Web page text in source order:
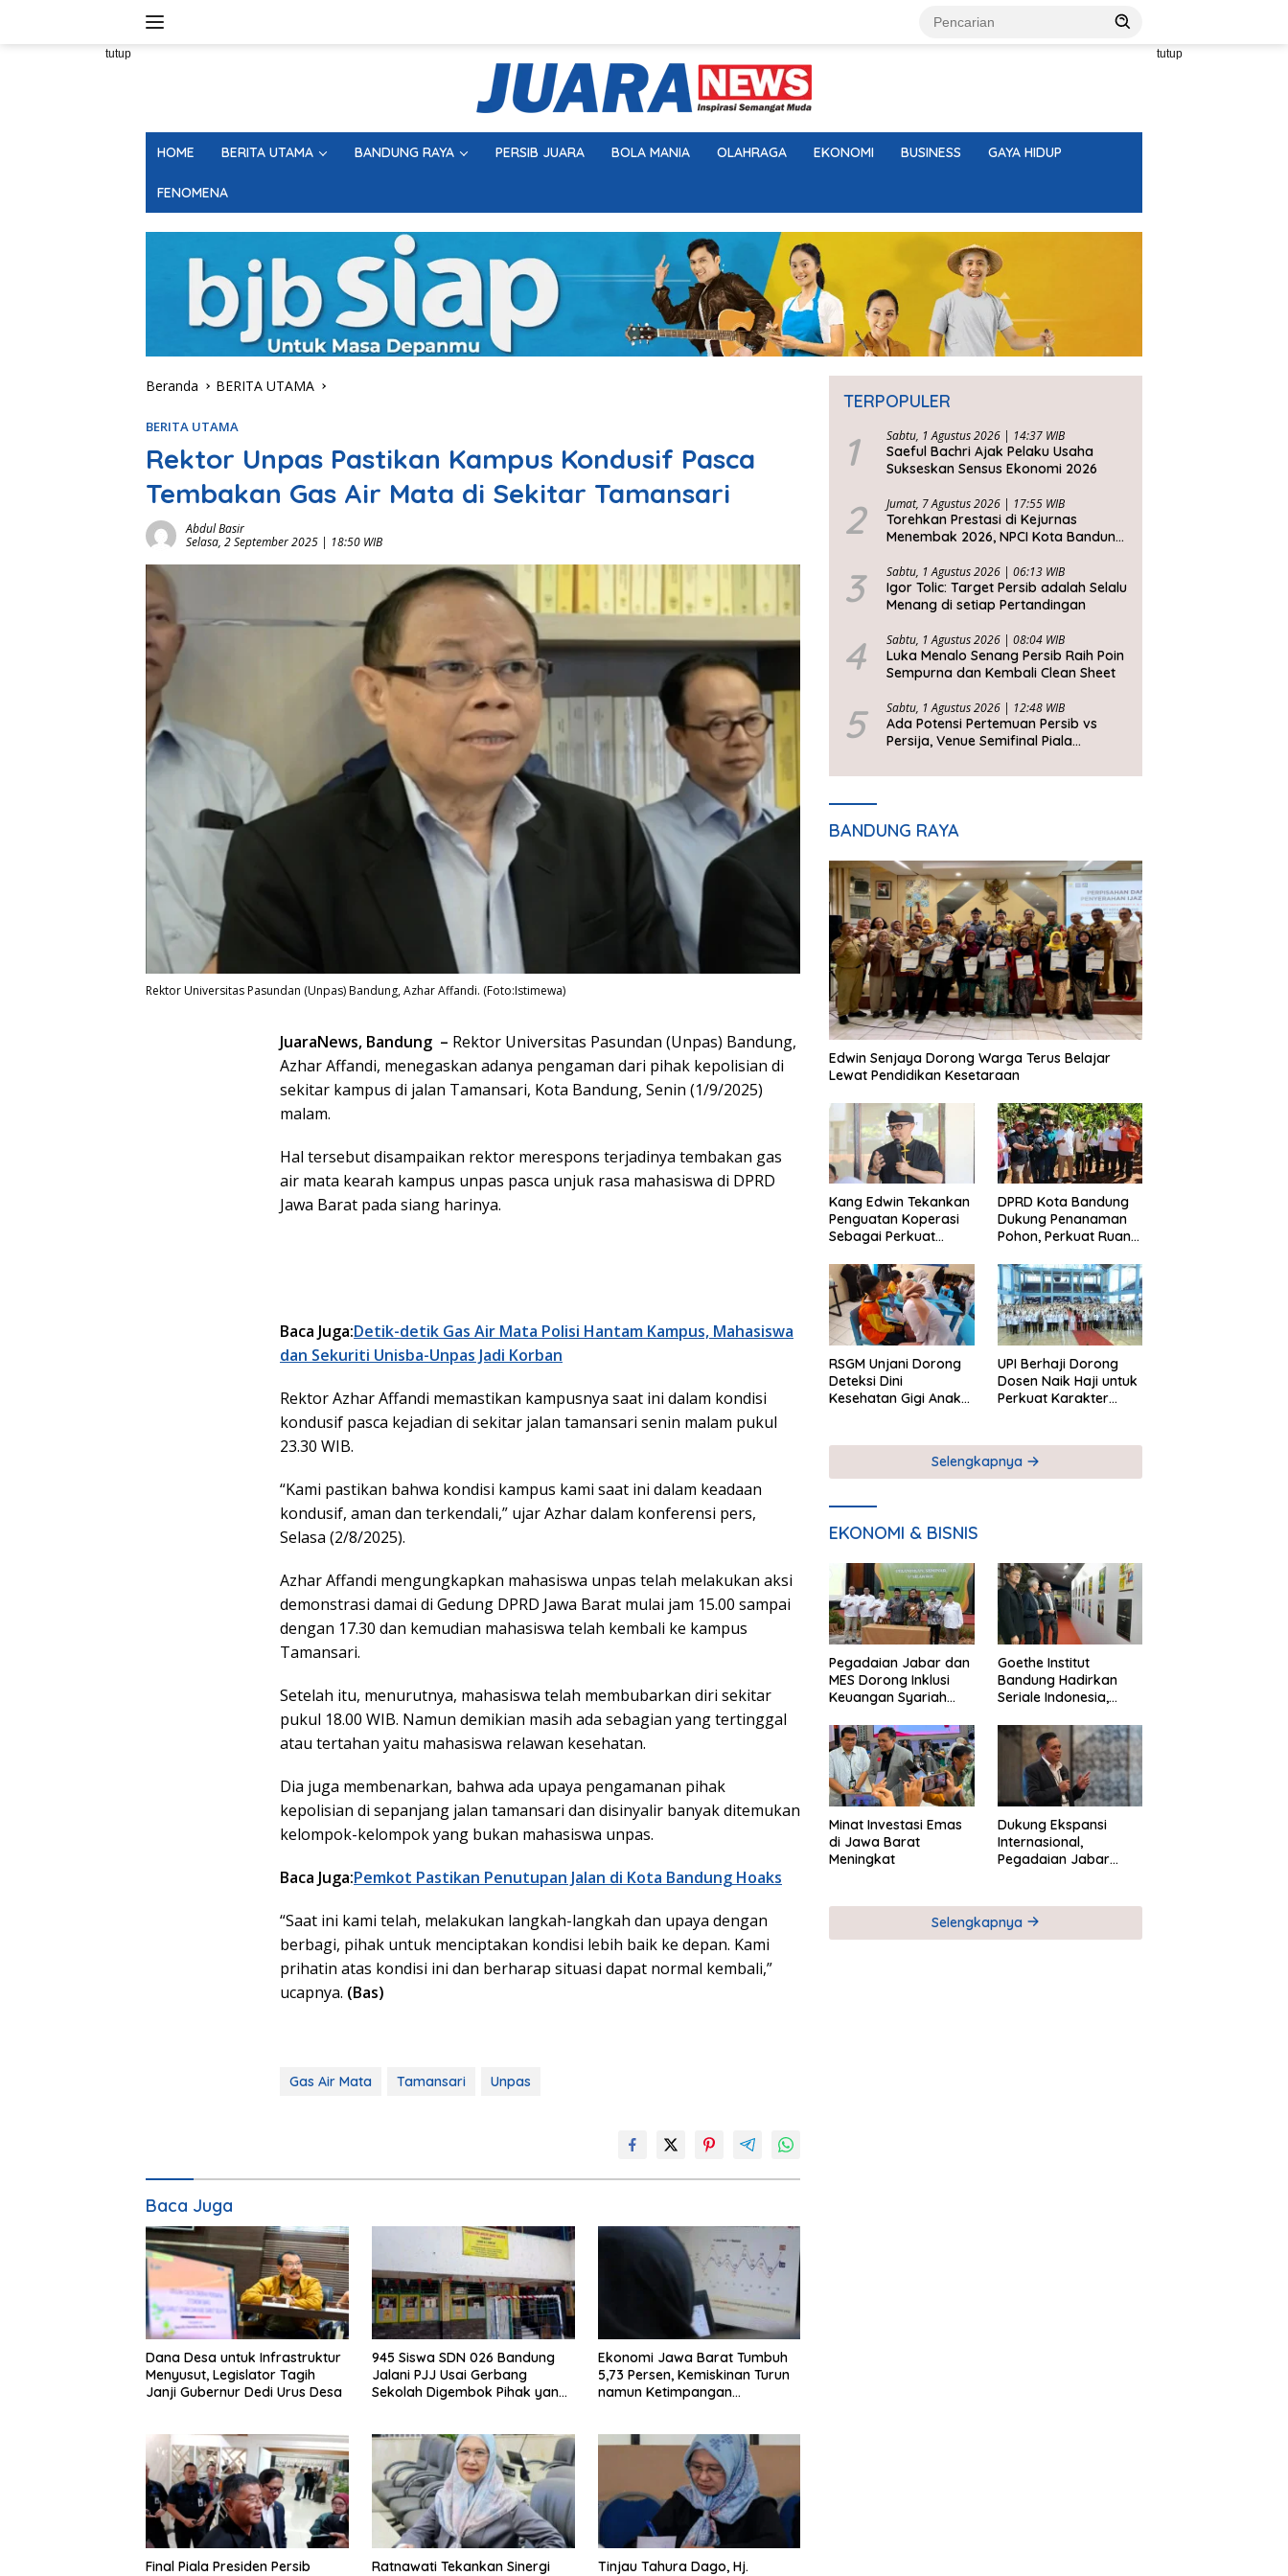
tutup tutup
HOME BERITA UTAMA BANDUNG RAYA PERSIB JUARA BOLA MANIA OLAHRAGA EKONOMI BUSINESS GAYA HIDUP
FENOMENA
Beranda BERITA UTAMA
BERITA UTAMA
Rektor Unpas Pastikan Kampus Kondusif Pasca
Tembakan Gas Air Mata di Sekitar Tamansari
Abdul Basir
Selasa, 2 September 2025 | 18:50 WIB
Rektor Universitas Pasundan (Unpas) Bandung, Azhar Affandi. (Foto:Istimewa)
JuaraNews, Bandung – Rektor Universitas Pasundan (Unpas) Bandung,
Azhar Affandi, menegaskan adanya pengaman dari pihak kepolisian di
sekitar kampus di jalan Tamansari, Kota Bandung, Senin (1/9/2025)
malam.
Hal tersebut disampaikan rektor merespons terjadinya tembakan gas
air mata kearah kampus unpas pasca unjuk rasa mahasiswa di DPRD
Jawa Barat pada siang harinya.
Baca Juga:Detik-detik Gas Air Mata Polisi Hantam Kampus, Mahasiswa
dan Sekuriti Unisba-Unpas Jadi Korban
Rektor Azhar Affandi memastikan kampusnya saat ini dalam kondisi
kondusif pasca kejadian di sekitar jalan tamansari senin malam pukul
23.30 WIB.
“Kami pastikan bahwa kondisi kampus kami saat ini dalam keadaan
kondusif, aman dan terkendali,” ujar Azhar dalam konferensi pers,
Selasa (2/8/2025).
Azhar Affandi mengungkapkan mahasiswa unpas telah melakukan aksi
demonstrasi damai di Gedung DPRD Jawa Barat mulai jam 15.00 sampai
dengan 17.30 dan kemudian mahasiswa telah kembali ke kampus
Tamansari.
Setelah itu, menurutnya, mahasiswa telah membubarkan diri sekitar
pukul 18.00 WIB. Namun demikian masih ada sebagian yang tertinggal
atau tertahan yaitu mahasiswa relawan kesehatan.
Dia juga membenarkan, bahwa ada upaya pengamanan pihak
kepolisian di sepanjang jalan tamansari dan disinyalir banyak ditemukan
kelompok-kelompok yang bukan mahasiswa unpas.
Baca Juga:Pemkot Pastikan Penutupan Jalan di Kota Bandung Hoaks
“Saat ini kami telah, melakukan langkah-langkah dan upaya dengan
berbagi, pihak untuk menciptakan kondisi lebih baik ke depan. Kami
prihatin atas kondisi ini dan berharap situasi dapat normal kembali,”
ucapnya. (Bas)
Gas Air Mata Tamansari Unpas
Baca Juga
Dana Desa untuk Infrastruktur
Menyusut, Legislator Tagih
Janji Gubernur Dedi Urus Desa
945 Siswa SDN 026 Bandung
Jalani PJJ Usai Gerbang
Sekolah Digembok Pihak yang
Ekonomi Jawa Barat Tumbuh
5,73 Persen, Kemiskinan Turun
namun Ketimpangan
Final Piala Presiden Persib
Ratnawati Tekankan Sinergi
Tinjau Tahura Dago, Hj.
TERPOPULER
1 Sabtu, 1 Agustus 2026 | 14:37 WIB
Saeful Bachri Ajak Pelaku Usaha
Sukseskan Sensus Ekonomi 2026
2 Jumat, 7 Agustus 2026 | 17:55 WIB
Torehkan Prestasi di Kejurnas
Menembak 2026, NPCI Kota Bandung
3 Sabtu, 1 Agustus 2026 | 06:13 WIB
Igor Tolic: Target Persib adalah Selalu
Menang di setiap Pertandingan
4 Sabtu, 1 Agustus 2026 | 08:04 WIB
Luka Menalo Senang Persib Raih Poin
Sempurna dan Kembali Clean Sheet
5 Sabtu, 1 Agustus 2026 | 12:48 WIB
Ada Potensi Pertemuan Persib vs
Persija, Venue Semifinal Piala
BANDUNG RAYA
Edwin Senjaya Dorong Warga Terus Belajar
Lewat Pendidikan Kesetaraan
Kang Edwin Tekankan
Penguatan Koperasi
Sebagai Perkuat
DPRD Kota Bandung
Dukung Penanaman
Pohon, Perkuat Ruang
RSGM Unjani Dorong
Deteksi Dini
Kesehatan Gigi Anak
UPI Berhaji Dorong
Dosen Naik Haji untuk
Perkuat Karakter
Selengkapnya
EKONOMI & BISNIS
Pegadaian Jabar dan
MES Dorong Inklusi
Keuangan Syariah
UMKM
Goethe Institut
Bandung Hadirkan
Seriale Indonesia,
Global Industri Serial
Minat Investasi Emas
di Jawa Barat
Meningkat
Dukung Ekspansi
Internasional,
Pegadaian Jabar
Pegadaian Timor
Leste
Selengkapnya